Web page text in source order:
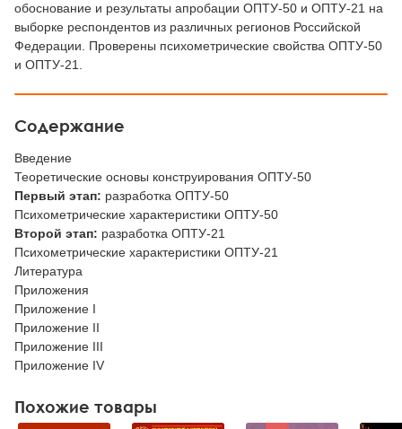
обоснование и результаты апробации ОПТУ-50 и ОПТУ-21 на
выборке респондентов из различных регионов Российской
Федерации. Проверены психометрические свойства ОПТУ-50
и ОПТУ-21.
Содержание
Введение
Теоретические основы конструирования ОПТУ-50
Первый этап: разработка ОПТУ-50
Психометрические характеристики ОПТУ-50
Второй этап: разработка ОПТУ-21
Психометрические характеристики ОПТУ-21
Литература
Приложения
Приложение I
Приложение II
Приложение III
Приложение IV
Похожие товары